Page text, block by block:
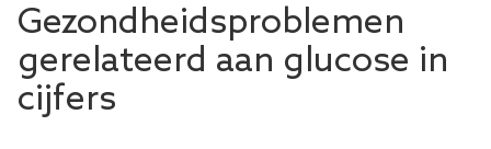
Gezondheidsproblemen
gerelateerd aan glucose in
cijfers